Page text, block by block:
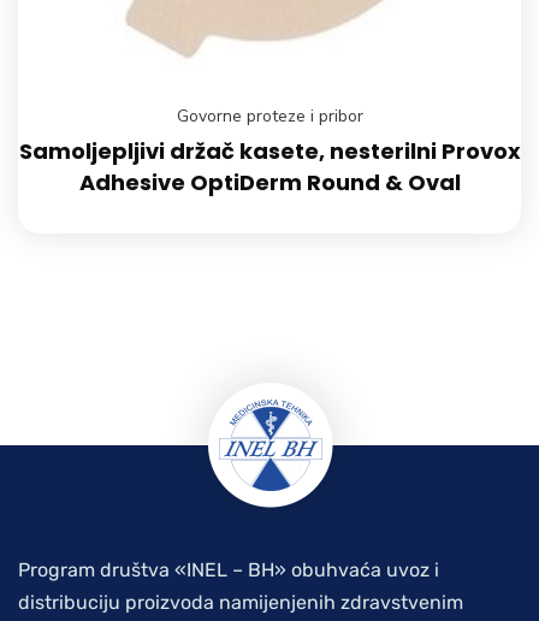
Govorne proteze i pribor
Samoljepljivi držač kasete, nesterilni Provox
Adhesive OptiDerm Round & Oval
Program društva «INEL – BH» obuhvaća uvoz i
distribuciju proizvoda namijenjenih zdravstvenim